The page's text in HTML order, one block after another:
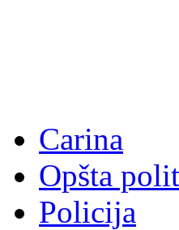
Carina
Opšta
Policija